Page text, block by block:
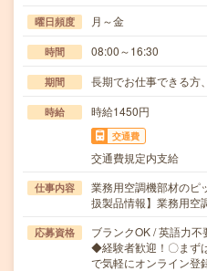
曜日頻度 月～金
時間 08:00～16:30
期間 長期でお仕事できる方
時給 時給1450円
交通費
交通費規定内支給
仕事内容
業務用空調機部材のピ
扱製品情報】業務用
応募資格
ブランクOK / 英語力不
◆経験者歓迎！〇まず
で気軽にオンライン